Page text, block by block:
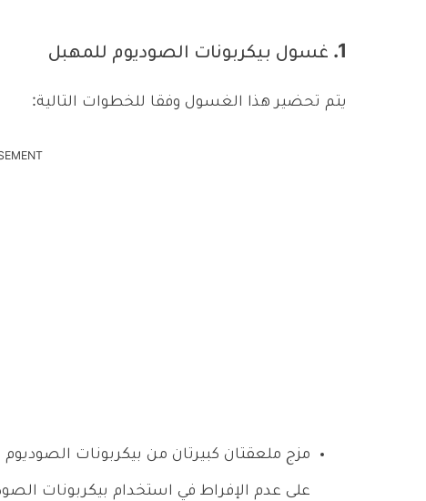
1. غسول بيكربونات الصوديوم للمهبل
يتم تحضير هذا الغسول وفقا للخطوات التالية:
مزج ملعقتان كبيرتان من بيكربونات
على عدم الإفراط في استخدام بيكربونات